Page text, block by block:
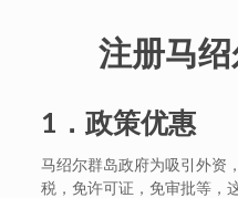
注册马
1．政策优惠
马绍尔群岛政府为吸引外资
税，免许可证，免审批等，